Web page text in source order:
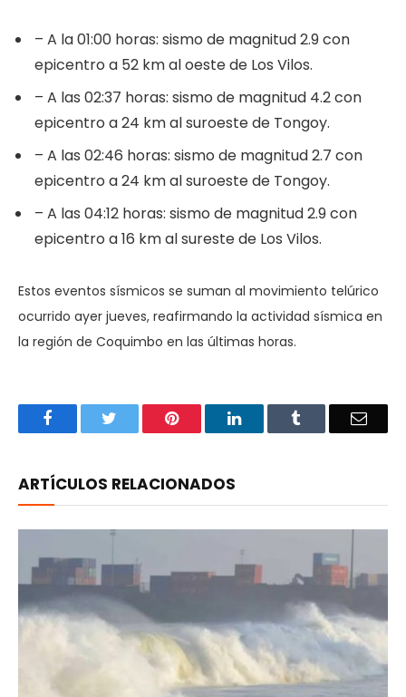
– A la 01:00 horas: sismo de magnitud 2.9 con
epicentro a 52 km al oeste de Los Vilos.
– A las 02:37 horas: sismo de magnitud 4.2 con
epicentro a 24 km al suroeste de Tongoy.
– A las 02:46 horas: sismo de magnitud 2.7 con
epicentro a 24 km al suroeste de Tongoy.
– A las 04:12 horas: sismo de magnitud 2.9 con
epicentro a 16 km al sureste de Los Vilos.
Estos eventos sísmicos se suman al movimiento telúrico
ocurrido ayer jueves, reafirmando la actividad sísmica en
la región de Coquimbo en las últimas horas.
Facebook Pinterest LinkedIn Email
ARTÍCULOS RELACIONADOS